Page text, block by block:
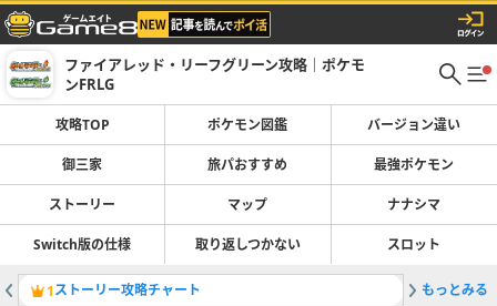
ファイアレッド・リーフグリーン攻略｜ポケモ
ンFRLG
攻略TOP ポケモン図鑑 バージョン違い
御三家 旅パおすすめ 最強ポケモン
ストーリー マップ ナナシマ
Switch版の仕様 取り返しつかない スロット
1ストーリー攻略チャート 2ポケモ
もっとみる